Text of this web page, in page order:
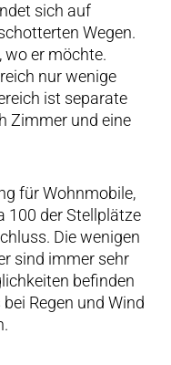
sich auf
Wegen.
wo er möchte.
nur wenige
ist separate
Zimmer und eine
für Wohnmobile,
100 der Stellplätze
Die wenigen
sind immer sehr
befinden
Regen und Wind